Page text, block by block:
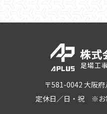
〒581-0042 大阪
定休日／日・祝 ※お